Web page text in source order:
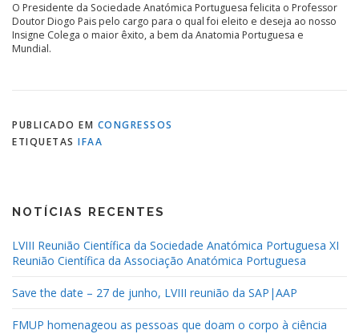
O Presidente da Sociedade Anatómica Portuguesa felicita o Professor
Doutor Diogo Pais pelo cargo para o qual foi eleito e deseja ao nosso
Insigne Colega o maior êxito, a bem da Anatomia Portuguesa e
Mundial.
PUBLICADO EM CONGRESSOS
ETIQUETAS IFAA
NOTÍCIAS RECENTES
LVIII Reunião Científica da Sociedade Anatómica Portuguesa XI
Reunião Científica da Associação Anatómica Portuguesa
Save the date – 27 de junho, LVIII reunião da SAP|AAP
FMUP homenageou as pessoas que doam o corpo à ciência